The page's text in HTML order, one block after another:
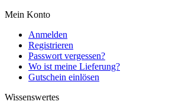
Mein Konto
Anmelden
Registrieren
Passwort vergessen?
Wo ist meine Lieferung?
Gutschein einlösen
Wissenswertes